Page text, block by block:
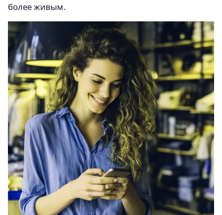
более живым.